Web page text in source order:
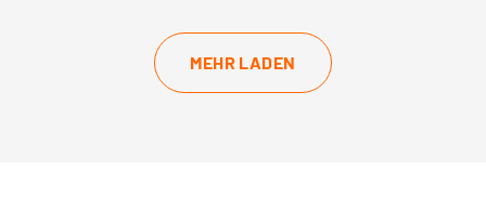
MEHR LADEN